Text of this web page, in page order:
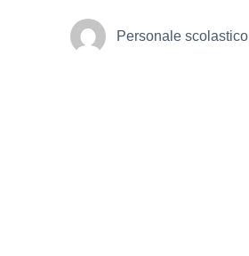
Personale scolastico